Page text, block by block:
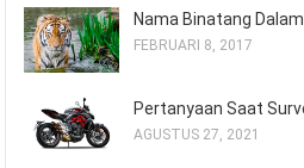
Nama Binatang
FEBRUARI 8, 2017
Pertanyaan Saat
AGUSTUS 27, 2021